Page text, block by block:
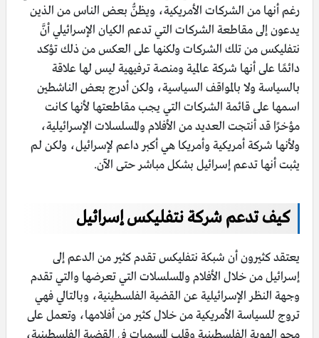
رغم أنها من الشركات الأمريكية، ويظنُّ بعض الناس من الذين
يدعون إلى مقاطعة الشركات التي تدعم الكيان الإسرائيلي أنَّ
نتفليكس من تلك الشركات ولكنها على العكس من ذلك تؤكد
دائمًا على أنها شركة عالمية ومنصة ترفيهية ليس لها علاقة
بالسياسة ولا بالمواقف السياسية، ولكن أدرج بعض الناشطين
اسمها على قائمة الشركات التي يجب مقاطعتها لأنها كانت
مؤخرًا قد أنتجت العديد من الأفلام والمسلسلات الإسرائيلية،
ولأنها شركة أمريكية وأمريكا هي أكبر داعم لإسرائيل، ولكن لم
يثبت أنها تدعم إسرائيل بشكل مباشر حتى الآن.
كيف تدعم شركة نتفليكس إسرائيل
يعتقد كثيرون أن شبكة نتفليكس تقدم كثير من الدعم إلى
إسرائيل من خلال الأفلام والمسلسلات التي تعرضها والتي تقدم
وجهة النظر الإسرائيلية عن القضية الفلسطينية، وبالتالي فهي
تروج للسياسة الأمريكية من خلال كثير من أفلامها، وتعمل على
محو الهوية الفلسطينية وقلب المسميات في القضية الفلسطينية،